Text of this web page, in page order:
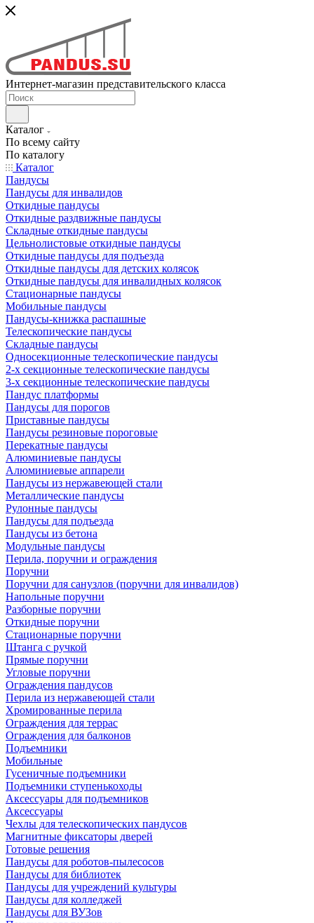
Интернет-магазин представительского класса
Каталог
По всему сайту
По каталогу
Каталог
Пандусы
Пандусы для инвалидов
Откидные пандусы
Откидные раздвижные пандусы
Складные откидные пандусы
Цельнолистовые откидные пандусы
Откидные пандусы для подъезда
Откидные пандусы для детских колясок
Откидные пандусы для инвалидных колясок
Стационарные пандусы
Мобильные пандусы
Пандусы-книжка распашные
Телескопические пандусы
Складные пандусы
Односекционные телескопические пандусы
2-х секционные телескопические пандусы
3-х секционные телескопические пандусы
Пандус платформы
Пандусы для порогов
Приставные пандусы
Пандусы резиновые пороговые
Перекатные пандусы
Алюминиевые пандусы
Алюминиевые аппарели
Пандусы из нержавеющей стали
Металлические пандусы
Рулонные пандусы
Пандусы для подъезда
Пандусы из бетона
Модульные пандусы
Перила, поручни и ограждения
Поручни
Поручни для санузлов (поручни для инвалидов)
Напольные поручни
Разборные поручни
Откидные поручни
Стационарные поручни
Штанга с ручкой
Прямые поручни
Угловые поручни
Ограждения пандусов
Перила из нержавеющей стали
Хромированные перила
Ограждения для террас
Ограждения для балконов
Подъемники
Мобильные
Гусеничные подъемники
Подъемники ступенькоходы
Аксессуары для подъемников
Аксессуары
Чехлы для телескопических пандусов
Магнитные фиксаторы дверей
Готовые решения
Пандусы для роботов-пылесосов
Пандусы для библиотек
Пандусы для учреждений культуры
Пандусы для колледжей
Пандусы для ВУЗов